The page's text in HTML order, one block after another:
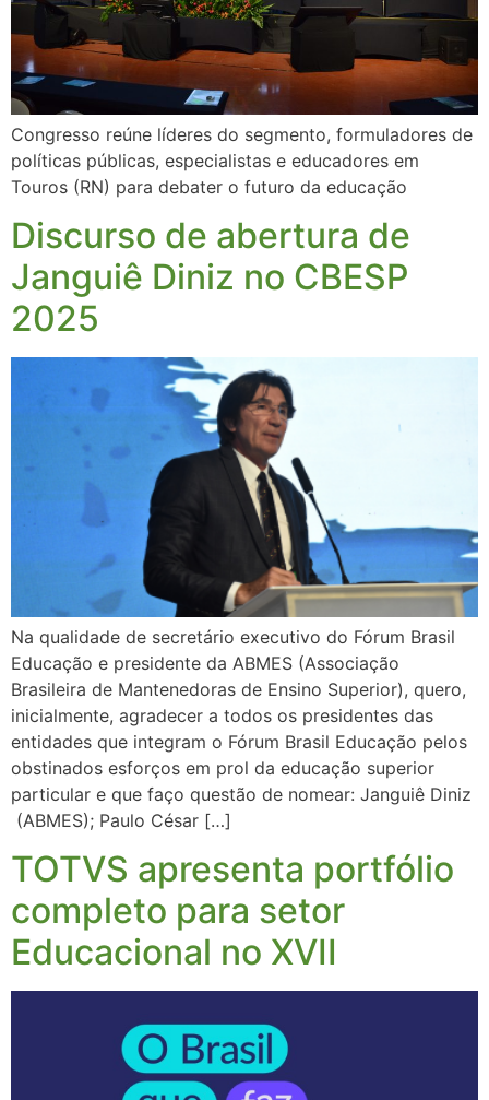
Congresso reúne líderes do segmento, formuladores de
políticas públicas, especialistas e educadores em
Touros (RN) para debater o futuro da educação
Discurso de abertura de
Janguiê Diniz no CBESP
2025
Na qualidade de secretário executivo do Fórum Brasil
Educação e presidente da ABMES (Associação
Brasileira de Mantenedoras de Ensino Superior), quero,
inicialmente, agradecer a todos os presidentes das
entidades que integram o Fórum Brasil Educação pelos
obstinados esforços em prol da educação superior
particular e que faço questão de nomear: Janguiê Diniz
(ABMES); Paulo César […]
TOTVS apresenta portfólio
completo para setor
Educacional no XVII